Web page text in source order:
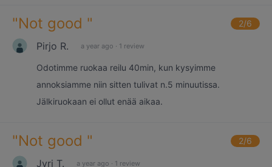
"Not good " 2/6
Pirjo R. a year ago · 1 review
Odotimme ruokaa reilu 40min, kun kysyimme
annoksiamme niin sitten tulivat n.5 minuutissa.
Jälkiruokaan ei ollut enää aikaa.
"Not good " 2/6
Jyri T. a year ago · 1 review